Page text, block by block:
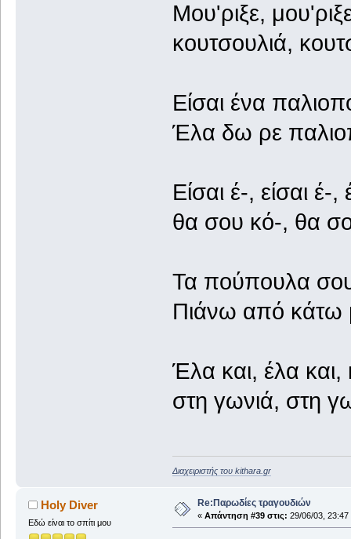
Μου'ριξε,
κουτσουλιά,
Είσαι ένα
Έλα δω ρε
Είσαι έ-, είσαι έ-
θα σου κό-, θα
Τα πούπουλα
Πιάνω από κάτω
Έλα και, έλα και,
στη γωνιά, στη
Διαχειριστής του kithara.gr
Holy Diver
Εδώ είναι το σπίτι μου
Re:Παρωδίες τραγουδιών
« Απάντηση #39 στις: 29/06/03, 23:47